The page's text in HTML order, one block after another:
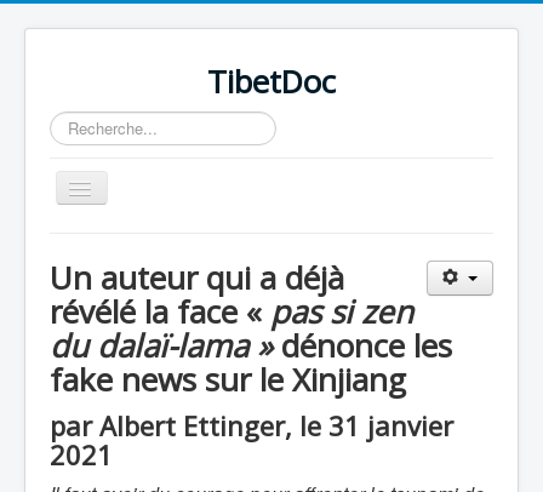
TibetDoc
Rechercher
Basculer
la
Un auteur qui a déjà
révélé la face « pas si zen
du dalaï-lama »dénonce les
fake news sur le Xinjiang
par Albert Ettinger, le 31 janvier
2021